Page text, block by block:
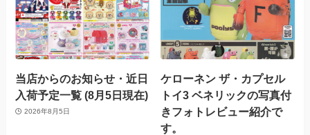
当店からのお知らせ・近日
入荷予定一覧 (8月5日現在)
2026年8月5日
ケローネン ザ・カプセル
トイ3 ベネリックの写真付
きフォトレビュー紹介で
す。